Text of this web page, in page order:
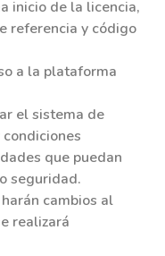
inicio de la licencia,
referencia y código
a la plataforma
el sistema de
que puedan
seguridad.
cambios al
realizará